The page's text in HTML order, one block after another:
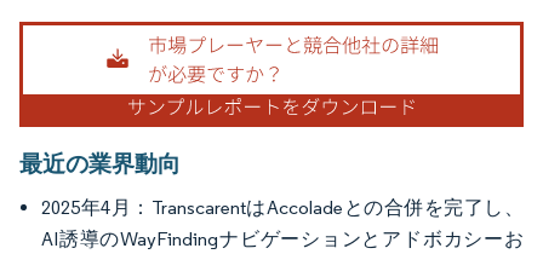
画像 © Mordor Intelligence。再利用にはCC BY 4.0の表示が必要です。
最近の業界動向
2025年4月：TranscarentはAccoladeとの合併を完了し、
AI誘導のWayFindingナビゲーションとアドボカシーお